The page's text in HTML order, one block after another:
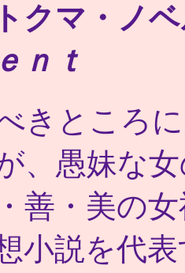
マ・ノベ
ｎｔ
きところ
、愚妹な
善・美の
小説を代